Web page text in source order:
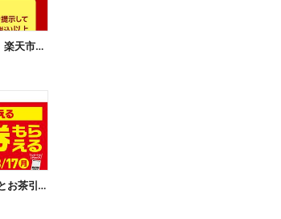
楽天ポイントカード提示で、楽天市場でのお買い物がおトクに!
【無料引換券!】焼き麺買うとお茶引換券貰える!